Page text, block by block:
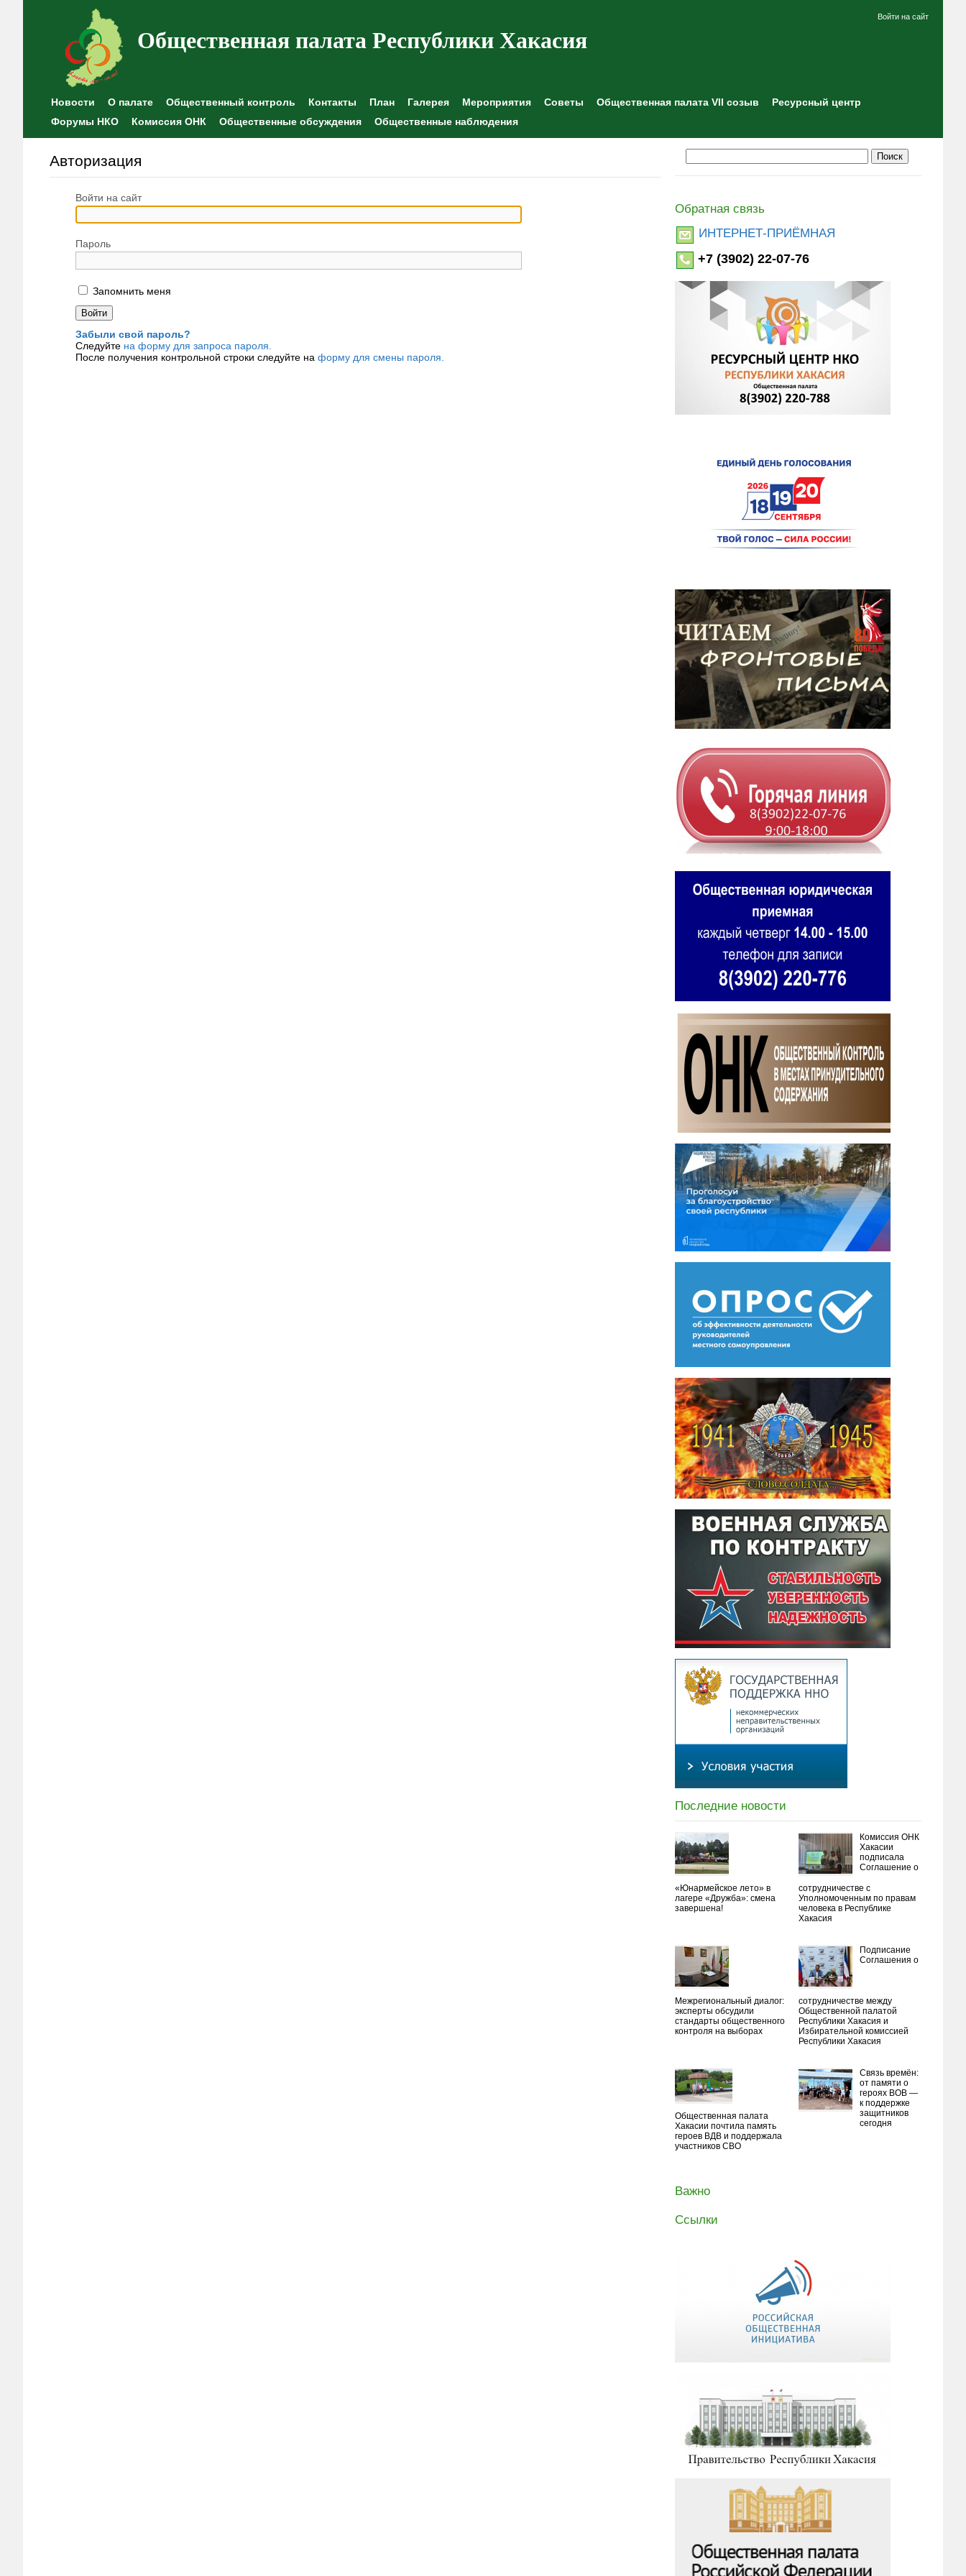
Общественная палата Республики Хакасия
Войти на сайт
Новости О палате Общественный контроль Контакты План Галерея Мероприятия Советы Общественная палата VII созыв
Ресурсный центр
Форумы НКО
Комиссия ОНК Общественные обсуждения Общественные наблюдения
Авторизация
Войти на сайт
Пароль
Запомнить меня
Забыли свой пароль?
Следуйте на форму для запроса пароля.
После получения контрольной строки следуйте на форму для смены пароля.
Обратная связь
ИНТЕРНЕТ-ПРИЁМНАЯ
+7 (3902) 22-07-76
Последние новости
«Юнармейское лето» в
лагере «Дружба»: смена
завершена!
Комиссия ОНК
Хакасии
подписала
Соглашение о
сотрудничестве с
Уполномоченным по правам
человека в Республике
Хакасия
Межрегиональный диалог:
эксперты обсудили
стандарты общественного
контроля на выборах
Подписание
Соглашения о
сотрудничестве между
Общественной палатой
Республики Хакасия и
Избирательной комиссией
Республики Хакасия
Общественная палата
Хакасии почтила память
героев ВДВ и поддержала
участников СВО
Связь времён:
от памяти о
героях ВОВ —
к поддержке
защитников
сегодня
Важно
Ссылки